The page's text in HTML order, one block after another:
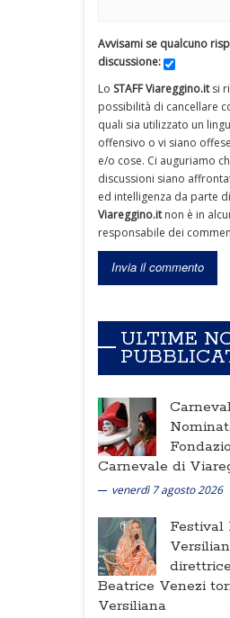
Avvisami se qualcuno
discussione:
Lo STAFF Viareggino.itsi
possibilità di cancellare
quali sia utilizzato un
offensivo o vi siano
e/o cose. Ci auguriamo
discussioni siano
ed intelligenza da parte
Viareggino.itnon è in
responsabile dei
ULTIME
Carnevale di
venerdì 7 agosto 2026
Festival
Beatrice Venezi
Versiliana